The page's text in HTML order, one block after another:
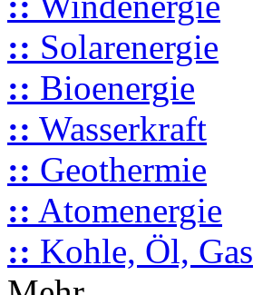
:: Solarenergie
:: Bioenergie
:: Wasserkraft
:: Geothermie
:: Atomenergie
:: Kohle, Öl, Gas